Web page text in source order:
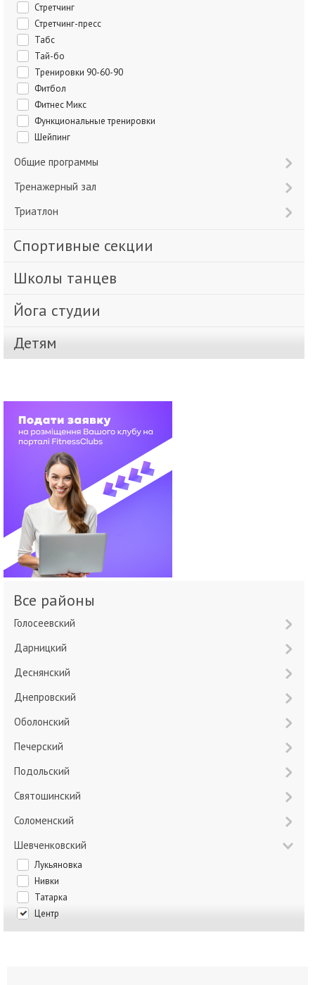
Стретчинг
Стретчинг-пресс
Табс
Тай-бо
Тренировки 90-60-90
Фитбол
Фитнес Микс
Функциональные тренировки
Шейпинг
Общие программы
Тренажерный зал
Триатлон
Спортивные секции
Школы танцев
Йога студии
Детям
Все районы
Голосеевский
Дарницкий
Деснянский
Днепровский
Оболонский
Печерский
Подольский
Святошинский
Соломенский
Шевченковский
Лукьяновка
Нивки
Татарка
Центр